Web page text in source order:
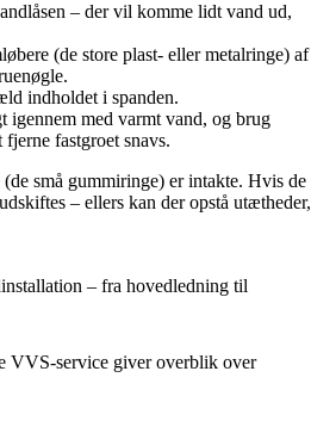
– der vil komme lidt vand ud,
(de store plast- eller metalringe) af
indholdet i spanden.
igennem med varmt vand, og brug
fastgroet snavs.
små gummiringe) er intakte. Hvis de
– ellers kan der opstå utætheder,
– fra hovedledning til
VVS-service giver overblik over